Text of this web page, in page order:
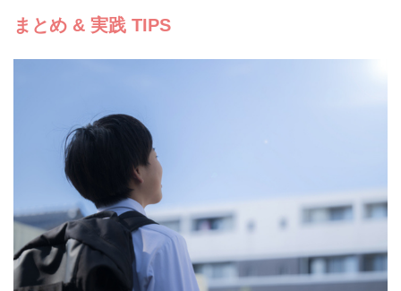
まとめ & 実践 TIPS